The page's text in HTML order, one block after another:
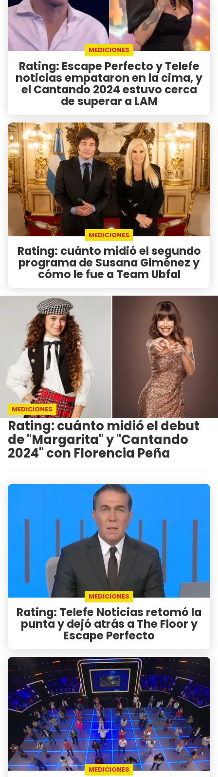
MEDICIONES
Rating: Escape Perfecto y Telefe
noticias empataron en la cima, y
el Cantando 2024 estuvo cerca
de superar a LAM
MEDICIONES
Rating: cuánto midió el segundo
programa de Susana Giménez y
cómo le fue a Team Ubfal
MEDICIONES
Rating: cuánto midió el debut
de "Margarita" y "Cantando
2024" con Florencia Peña
MEDICIONES
Rating: Telefe Noticias retomó la
punta y dejó atrás a The Floor y
Escape Perfecto
MEDICIONES